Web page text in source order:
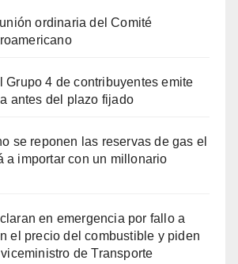
ordinaria del Comité
Grupo 4 de contribuyentes emite
antes del plazo fijado
se reponen las reservas de gas el
a importar con un millonario
en emergencia por fallo a
el precio del combustible y piden
de Transporte